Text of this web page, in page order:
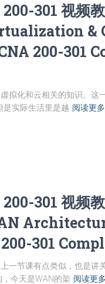
301 视频
&
200-301
拟化和云相关的知识。这
是实际生活里是越 阅读更多
301 视频
301
一节课有点类似，也是讲
今天是WAN的架 阅读更多